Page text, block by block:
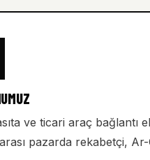
ve ticari araç bağlantı
pazarda rekabetçi,